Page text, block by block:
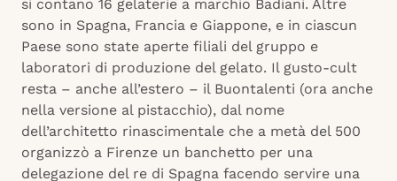
si contano 16 gelaterie a marchio Badiani. Altre
sono in Spagna, Francia e Giappone, e in ciascun
Paese sono state aperte filiali del gruppo e
laboratori di produzione del gelato. Il gusto-cult
resta – anche all’estero – il Buontalenti (ora anche
nella versione al pistacchio), dal nome
dell’architetto rinascimentale che a metà del 500
organizzò a Firenze un banchetto per una
delegazione del re di Spagna facendo servire una